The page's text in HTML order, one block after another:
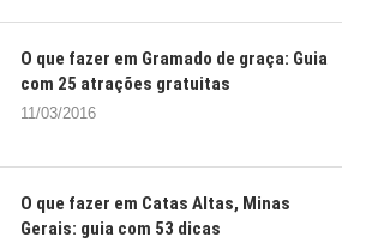
O que fazer em Gramado de graça: Guia
com 25 atrações gratuitas
11/03/2016
O que fazer em Catas Altas, Minas
Gerais: guia com 53 dicas